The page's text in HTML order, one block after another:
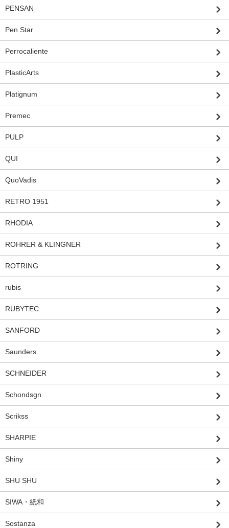
PENSAN
Pen Star
Perrocaliente
PlasticArts
Platignum
Premec
PULP
QUI
QuoVadis
RETRO 1951
RHODIA
ROHRER & KLINGNER
ROTRING
rubis
RUBYTEC
SANFORD
Saunders
SCHNEIDER
Schondsgn
Scrikss
SHARPIE
Shiny
SHU SHU
SIWA・紙和
Sostanza